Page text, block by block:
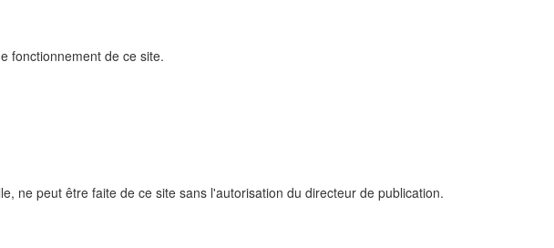
fonctionnement de ce site.
ne peut être faite de ce site sans l'autorisation du directeur de publication.